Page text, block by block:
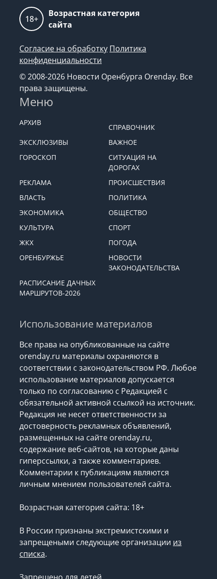
18+
Возрастная категория
сайта
Согласие на обработку Политика
конфиденциальности
© 2008-2026 Новости Оренбурга Orenday. Все
права защищены.
Меню
АРХИВ
СПРАВОЧНИК
ЭКСКЛЮЗИВЫ
ВАЖНОЕ
ГОРОСКОП
СИТУАЦИЯ НА
ДОРОГАХ
РЕКЛАМА
ПРОИСШЕСТВИЯ
ВЛАСТЬ
ПОЛИТИКА
ЭКОНОМИКА
ОБЩЕСТВО
КУЛЬТУРА
СПОРТ
ЖКХ
ПОГОДА
ОРЕНБУРЖЬЕ
НОВОСТИ
ЗАКОНОДАТЕЛЬСТВА
РАСПИСАНИЕ ДАЧНЫХ
МАРШРУТОВ-2026
Использование материалов
Все права на опубликованные на сайте
orenday.ru материалы охраняются в
соответствии с законодательством РФ. Любое
использование материалов допускается
только по согласованию с Редакцией с
обязательной активной ссылкой на источник.
Редакция не несет ответственности за
достоверность рекламных объявлений,
размещенных на сайте orenday.ru,
содержание веб-сайтов, на которые даны
гиперссылки, а также комментариев.
Комментарии к публикациям являются
личным мнением пользователей сайта.
Возрастная категория сайта: 18+
В России признаны экстремистскими и
запрещеными следующие организации из
списка.